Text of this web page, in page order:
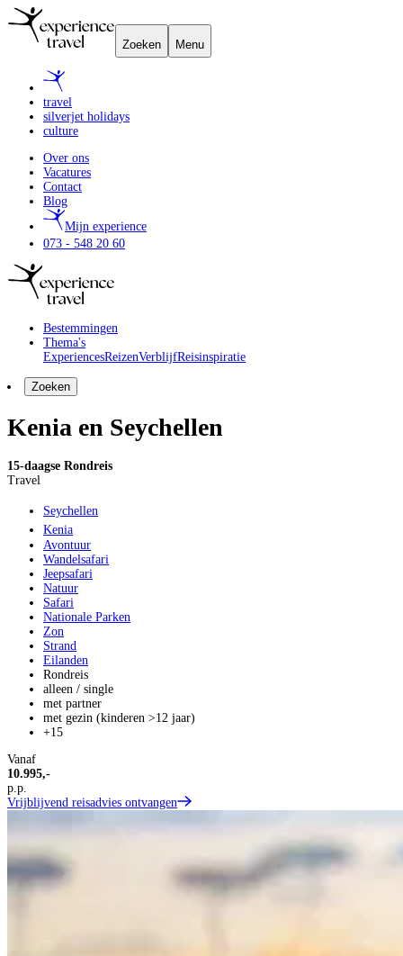
Zoeken Menu
travel
silverjet holidays
culture
Over ons
Vacatures
Contact
Blog
Mijn experience
073 - 548 20 60
Bestemmingen
Thema's
ExperiencesReizenVerblijfReisinspiratie
Zoeken
Kenia en Seychellen
15-daagse Rondreis
Travel
Seychellen
Kenia
Avontuur
Wandelsafari
Jeepsafari
Natuur
Safari
Nationale Parken
Zon
Strand
Eilanden
Rondreis
alleen / single
met partner
met gezin (kinderen >12 jaar)
+15
Vanaf
10.995,-
p.p.
Vrijblijvend reisadvies ontvangen